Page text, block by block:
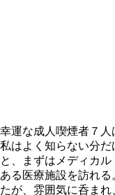
幸運な成人喫煙者７人
私はよく知らない分
と、まずはメディカ
ある医療施設を訪れ
たが、雰囲気に呑ま